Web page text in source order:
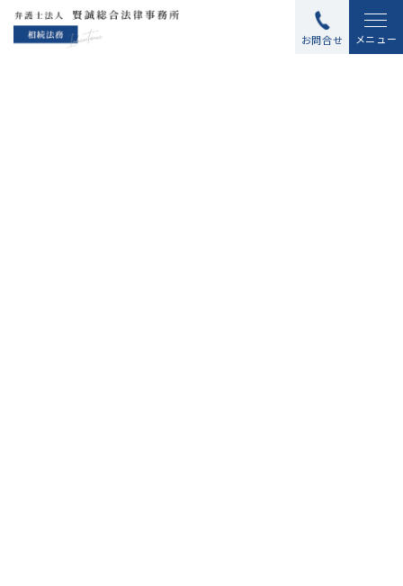
お問合せ メニュー